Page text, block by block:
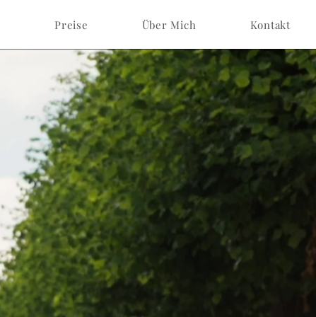
Preise Über Mich Kontakt